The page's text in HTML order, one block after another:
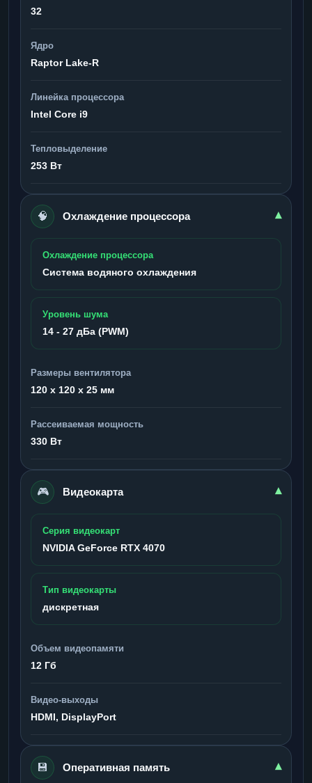
32
Ядро
Raptor Lake-R
Линейка процессора
Intel Core i9
Тепловыделение
253 Вт
🧠 Охлаждение процессора ▾
Охлаждение процессора
Система водяного охлаждения
Уровень шума
14 - 27 дБа (PWM)
Размеры вентилятора
120 x 120 x 25 мм
Рассеиваемая мощность
330 Вт
🎮 Видеокарта ▾
Серия видеокарт
NVIDIA GeForce RTX 4070
Тип видеокарты
дискретная
Объем видеопамяти
12 Гб
Видео-выходы
HDMI, DisplayPort
💾 Оперативная память ▾